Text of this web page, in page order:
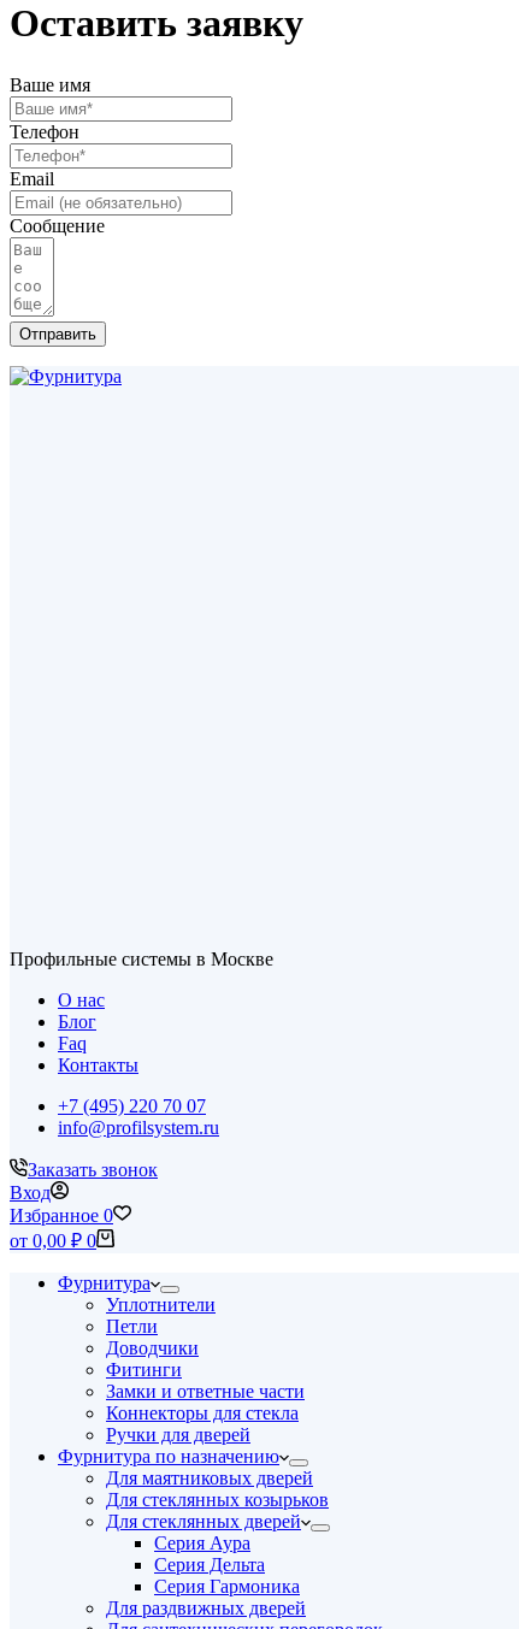
Оставить заявку
Ваше имя
Телефон
Email
Сообщение
Отправить
Профильные системы в Москве
О нас
Блог
Faq
Контакты
+7 (495) 220 70 07
info@profilsystem.ru
Заказать звонок
Вход
Избранное 0
Корзина
от 0,00 ₽ 0
Фурнитура
Уплотнители
Петли
Доводчики
Фитинги
Замки и ответные части
Коннекторы для стекла
Ручки для дверей
Фурнитура по назначению
Для маятниковых дверей
Для стеклянных козырьков
Для стеклянных дверей
Серия Аура
Серия Дельта
Серия Гармоника
Для раздвижных дверей